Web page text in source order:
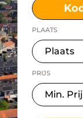
PLAATS
PRIJS